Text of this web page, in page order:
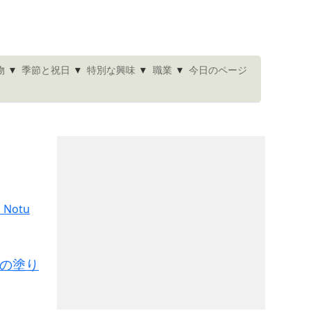
▾ 季節と祝日 ▾ 特別な興味 ▾ 職業 ▾ 今日のページ
塗り